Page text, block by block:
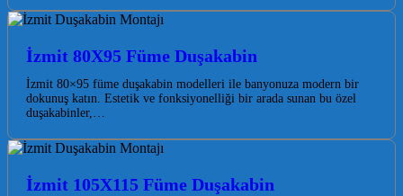
İzmit 80X95 Füme Duşakabin
İzmit 80×95 füme duşakabin modelleri ile banyonuza modern bir
dokunuş katın. Estetik ve fonksiyonelliği bir arada sunan bu özel
duşakabinler,…
İzmit 105X115 Füme Duşakabin